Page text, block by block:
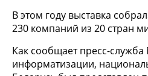
В этом году выставка
230 компаний из 20 стран
Как сообщает пресс-служба
информатизации,